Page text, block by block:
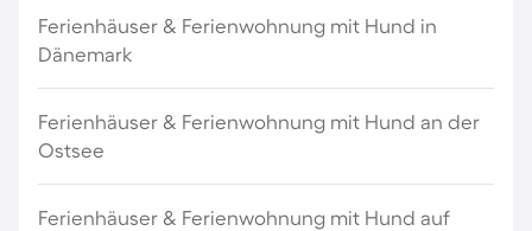
Ferienhäuser & Ferienwohnung mit Hund in
Dänemark
Ferienhäuser & Ferienwohnung mit Hund an der
Ostsee
Ferienhäuser & Ferienwohnung mit Hund auf